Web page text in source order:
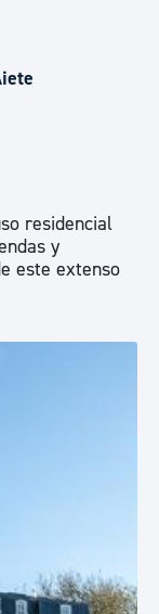
residencial
y
este extenso